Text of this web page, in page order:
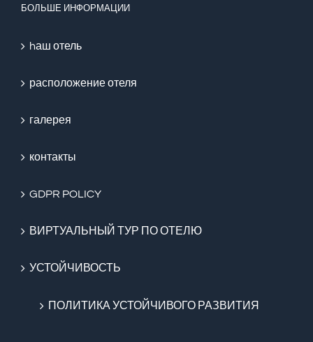
БОЛЬШЕ ИНФОРМАЦИИ
hаш отель
расположение отеля
галерея
контакты
GDPR POLICY
ВИРТУАЛЬНЫЙ ТУР ПО ОТЕЛЮ
УСТОЙЧИВОСТЬ
ПОЛИТИКА УСТОЙЧИВОГО РАЗВИТИЯ